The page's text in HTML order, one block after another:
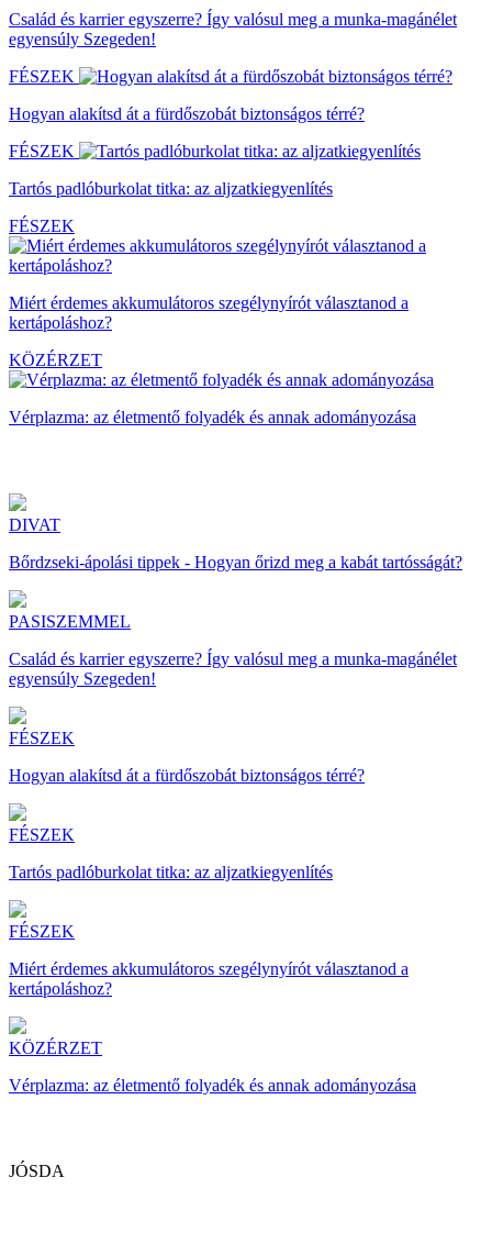
Család és karrier egyszerre? Így valósul meg a munka-magánélet
egyensúly Szegeden!
FÉSZEK
Hogyan alakítsd át a fürdőszobát biztonságos térré?
FÉSZEK
Tartós padlóburkolat titka: az aljzatkiegyenlítés
FÉSZEK
Miért érdemes akkumulátoros szegélynyírót választanod a
kertápoláshoz?
KÖZÉRZET
Vérplazma: az életmentő folyadék és annak adományozása
DIVAT
Bőrdzseki-ápolási tippek - Hogyan őrizd meg a kabát tartósságát?
PASISZEMMEL
Család és karrier egyszerre? Így valósul meg a munka-magánélet
egyensúly Szegeden!
FÉSZEK
Hogyan alakítsd át a fürdőszobát biztonságos térré?
FÉSZEK
Tartós padlóburkolat titka: az aljzatkiegyenlítés
FÉSZEK
Miért érdemes akkumulátoros szegélynyírót választanod a
kertápoláshoz?
KÖZÉRZET
Vérplazma: az életmentő folyadék és annak adományozása
JÓSDA